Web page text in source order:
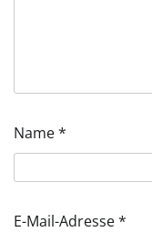
Name*
E-Mail-Adresse*